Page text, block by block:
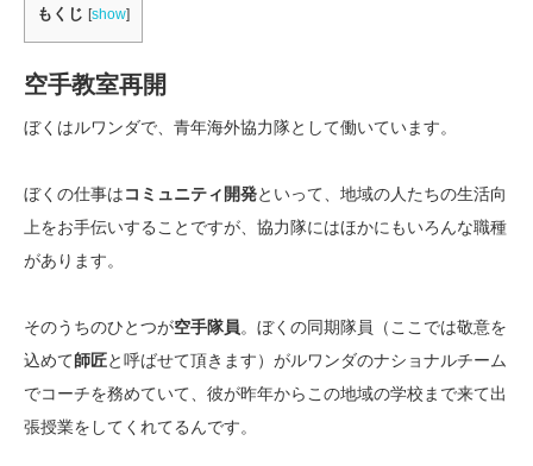
もくじ [show]
空手教室再開
ぼくはルワンダで、青年海外協力隊として働いています。
ぼくの仕事はコミュニティ開発といって、地域の人たちの生活向
上をお手伝いすることですが、協力隊にはほかにもいろんな職種
があります。
そのうちのひとつが空手隊員。ぼくの同期隊員（ここでは敬意を
込めて師匠と呼ばせて頂きます）がルワンダのナショナルチーム
でコーチを務めていて、彼が昨年からこの地域の学校まで来て出
張授業をしてくれてるんです。